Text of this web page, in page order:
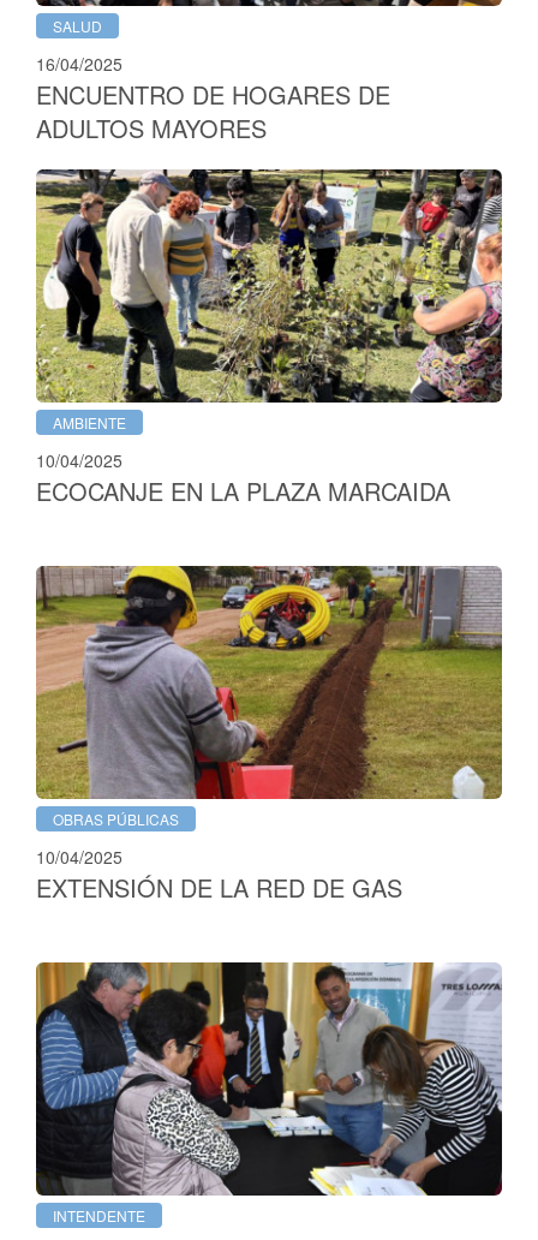
SALUD
16/04/2025
ENCUENTRO DE HOGARES DE
ADULTOS MAYORES
AMBIENTE
10/04/2025
ECOCANJE EN LA PLAZA MARCAIDA
OBRAS PÚBLICAS
10/04/2025
EXTENSIÓN DE LA RED DE GAS
INTENDENTE